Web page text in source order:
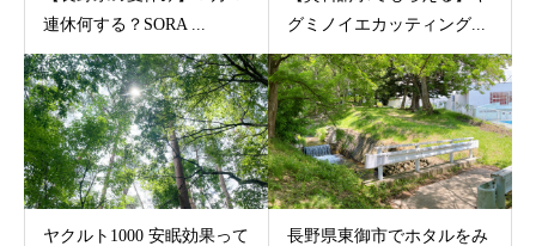
連休何する？SORA ...
グミノイエカッティング...
ヤクルト1000 安眠効果って
長野県東御市でホタルをみ